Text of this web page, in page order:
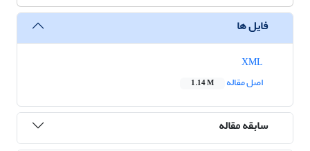
فایل ها
اصل مقاله
1.14 M
سابقه مقاله